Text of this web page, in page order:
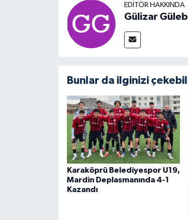
EDITÖR HAKKINDA
Gülizar
Bunlar da ilginizi
Karaköprü Belediyespor U19,
Mardin Deplasmanında 4-1
Kazandı